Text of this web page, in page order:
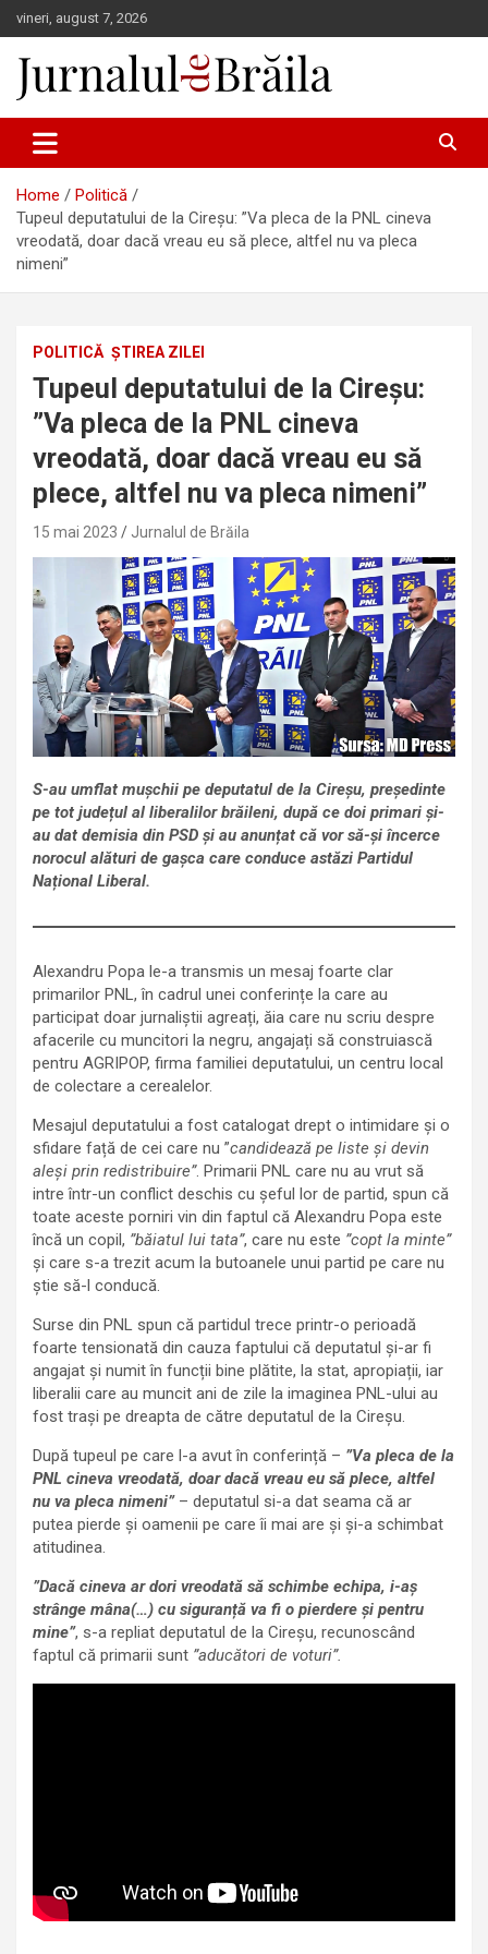
Skip
to
content
vineri, august 7, 2026
Jurnalul de Brăila
Home
Politică
Tupeul deputatului de la Cireșu: ”Va pleca de la PNL cineva
vreodată, doar dacă vreau eu să plece, altfel nu va pleca
nimeni”
POLITICĂ ȘTIREA ZILEI
Tupeul deputatului de la Cireșu:
”Va pleca de la PNL cineva
vreodată, doar dacă vreau eu să
plece, altfel nu va pleca nimeni”
15 mai 2023 Jurnalul de Brăila
S-au umflat mușchii pe deputatul de la Cireșu, președinte
pe tot județul al liberalilor brăileni, după ce doi primari și-
au dat demisia din PSD și au anunțat că vor să-și încerce
norocul alături de gașca care conduce astăzi Partidul
Național Liberal.
Alexandru Popa le-a transmis un mesaj foarte clar
primarilor PNL, în cadrul unei conferințe la care au
participat doar jurnaliștii agreați, ăia care nu scriu despre
afacerile cu muncitori la negru, angajați să construiască
pentru AGRIPOP, firma familiei deputatului, un centru local
de colectare a cerealelor.
Mesajul deputatului a fost catalogat drept o intimidare și o
sfidare față de cei care nu ”candidează pe liste și devin
aleși prin redistribuire”. Primarii PNL care nu au vrut să
intre într-un conflict deschis cu șeful lor de partid, spun că
toate aceste porniri vin din faptul că Alexandru Popa este
încă un copil, ”băiatul lui tata”, care nu este ”copt la minte”
și care s-a trezit acum la butoanele unui partid pe care nu
știe să-l conducă.
Surse din PNL spun că partidul trece printr-o perioadă
foarte tensionată din cauza faptului că deputatul și-ar fi
angajat și numit în funcții bine plătite, la stat, apropiații, iar
liberalii care au muncit ani de zile la imaginea PNL-ului au
fost trași pe dreapta de către deputatul de la Cireșu.
După tupeul pe care l-a avut în conferință – ”Va pleca de la
PNL cineva vreodată, doar dacă vreau eu să plece, altfel
nu va pleca nimeni”– deputatul si-a dat seama că ar
putea pierde și oamenii pe care îi mai are și și-a schimbat
atitudinea.
”Dacă cineva ar dori vreodată să schimbe echipa, i-aș
strânge mâna(…) cu siguranță va fi o pierdere și pentru
mine”, s-a repliat deputatul de la Cireșu, recunoscând
faptul că primarii sunt ”aducători de voturi”.